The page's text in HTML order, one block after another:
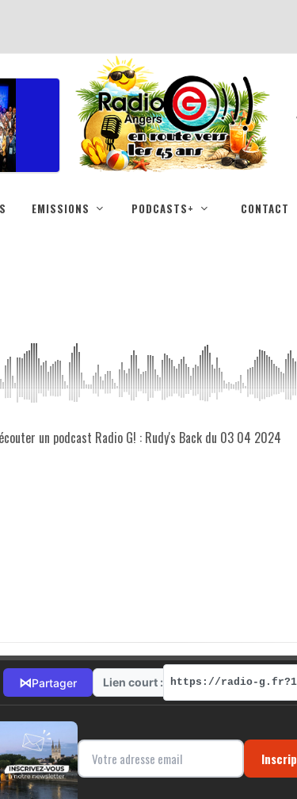
EMISSIONS PODCASTS+ CONTACT
un podcast Radio G! : Rudy's Back du 03 04 2024
⋈Partager Lien court :